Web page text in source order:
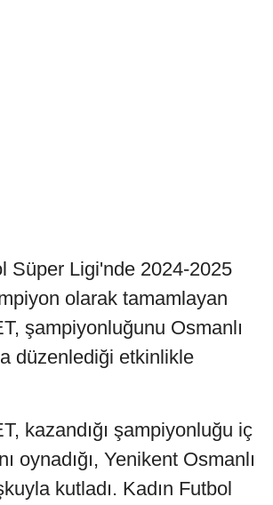
Süper Ligi'nde 2024-2025
olarak tamamlayan
şampiyonluğunu Osmanlı
düzenlediği etkinlikle
kazandığı şampiyonluğu iç
oynadığı, Yenikent Osmanlı
kutladı. Kadın Futbol